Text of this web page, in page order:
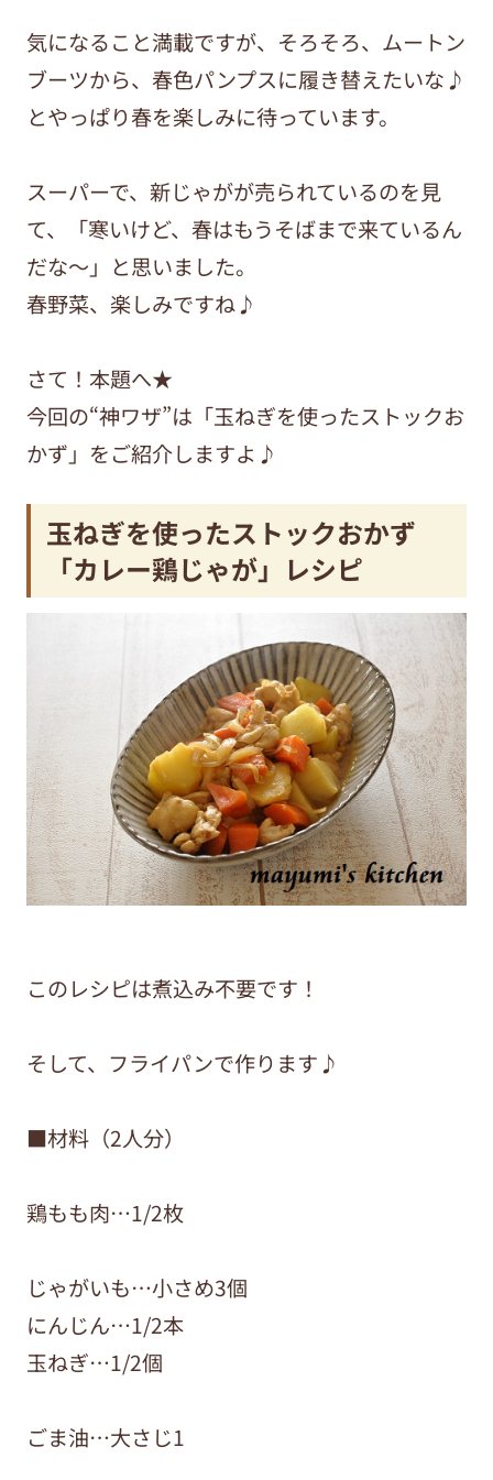
気になること満載ですが、そろそろ、ムートン
ブーツから、春色パンプスに履き替えたいな♪
とやっぱり春を楽しみに待っています。
スーパーで、新じゃがが売られているのを見
て、「寒いけど、春はもうそばまで来ているん
だな～」と思いました。
春野菜、楽しみですね♪
さて！本題へ★
今回の“神ワザ”は「玉ねぎを使ったストックお
かず」をご紹介しますよ♪
玉ねぎを使ったストックおかず
「カレー鶏じゃが」レシピ
このレシピは煮込み不要です！
そして、フライパンで作ります♪
■材料（2人分）
鶏もも肉…1/2枚
じゃがいも…小さめ3個
にんじん…1/2本
玉ねぎ…1/2個
ごま油…大さじ1